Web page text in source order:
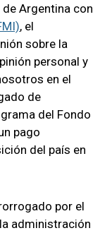
Argentina con
, el
sobre la
personal y
en el
de
del Fondo
pago
del país en
por el
administración